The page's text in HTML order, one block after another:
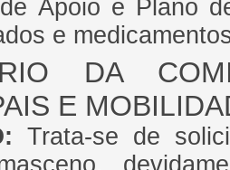
Apoio e Plano
e
DA
E
Trata-se de